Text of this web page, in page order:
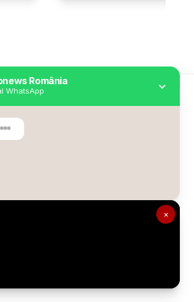
×
România
WhatsApp
Despre Euronews